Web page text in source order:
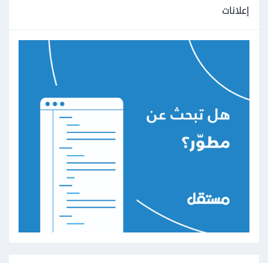
إعلانات